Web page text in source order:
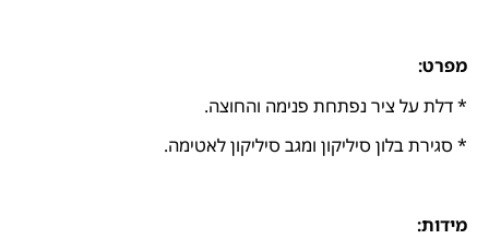
מפרט:
* דלת על ציר נפתחת פנימה והחוצה.
* סגירת בלון סיליקון ומגב סיליקון לאטימה.
מידות: